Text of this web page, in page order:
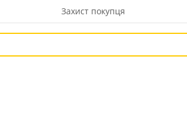
Захист покупця